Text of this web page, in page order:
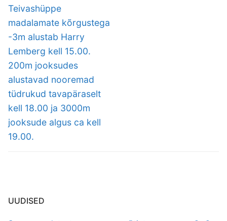
Teivashüppe
madalamate kõrgustega
-3m alustab Harry
Lemberg kell 15.00.
200m jooksudes
alustavad nooremad
tüdrukud tavapäraselt
kell 18.00 ja 3000m
jooksude algus ca kell
19.00.
UUDISED